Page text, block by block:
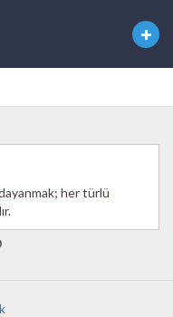
dayanmak; her türlü